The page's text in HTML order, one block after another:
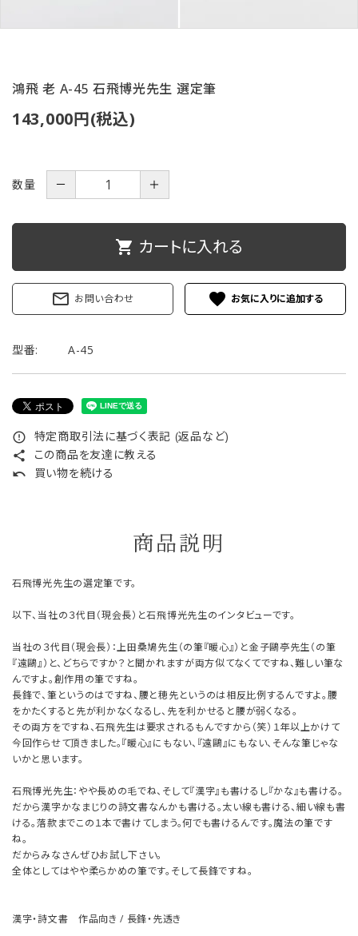
特定商取引法について
鴻飛 老 A-45 石飛博光先生 選定筆
143,000円(税込)
数量 － ＋
shopping_cart カートに入れる
mail_outline お問い合わせ favorite
型番: A-45
error_outline 特定商取引法に基づく表記 (返品など)
share この商品を友達に教える
undo 買い物を続ける
商品説明
石飛博光先生の選定筆です。
以下、当社の３代目（現会長）と石飛博光先生のインタビューです。
当社の３代目（現会長）：上田桑鳩先生（の筆『暖心』）と金子鷗亭先生（の筆
『遠鷗』）と、どちらですか？と聞かれますが両方似てなくてですね、難しい筆な
んですよ。創作用の筆ですね。
長鋒で、筆というのはですね、腰と穂先というのは相反比例するんですよ。腰
をかたくすると先が利かなくなるし、先を利かせると腰が弱くなる。
その両方をですね、石飛先生は要求されるもんですから（笑）１年以上かけて
今回作らせて頂きました。『暖心』にもない、『遠鷗』にもない、そんな筆じゃな
いかと思います。
石飛博光先生：やや長めの毛でね、そして『漢字』も書けるし『かな』も書ける。
だから漢字かなまじりの詩文書なんかも書ける。太い線も書ける、細い線も書
ける。落款までこの１本で書けてしまう。何でも書けるんです。魔法の筆です
ね。
だからみなさんぜひお試し下さい。
全体としてはやや柔らかめの筆です。そして長鋒ですね。
漢字・詩文書 作品向き / 長鋒・先透き